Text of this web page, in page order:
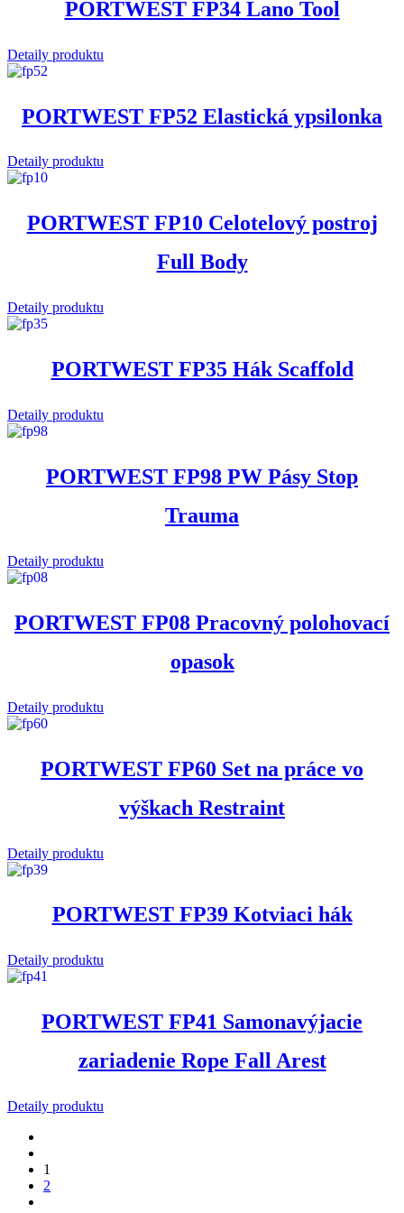
PORTWEST FP34 Lano Tool
Detaily produktu
PORTWEST FP52 Elastická ypsilonka
Detaily produktu
PORTWEST FP10 Celotelový postroj
Full Body
Detaily produktu
PORTWEST FP35 Hák Scaffold
Detaily produktu
PORTWEST FP98 PW Pásy Stop
Trauma
Detaily produktu
PORTWEST FP08 Pracovný polohovací
opasok
Detaily produktu
PORTWEST FP60 Set na práce vo
výškach Restraint
Detaily produktu
PORTWEST FP39 Kotviaci hák
Detaily produktu
PORTWEST FP41 Samonavýjacie
zariadenie Rope Fall Arest
Detaily produktu
1
2